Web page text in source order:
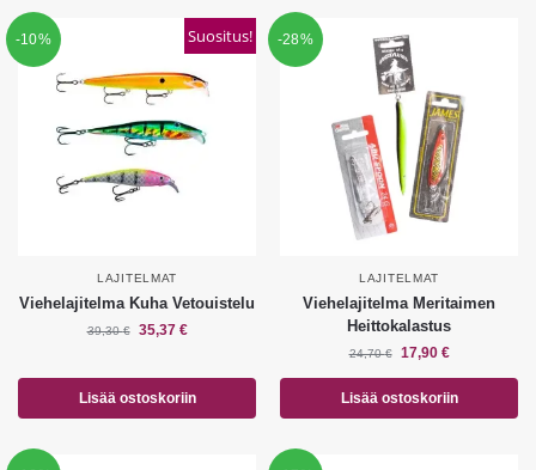
-10% Suositus!
LAJITELMAT
Viehelajitelma Kuha Vetouistelu
39,30€ 35,37 €
Lisää ostoskoriin
-28%
LAJITELMAT
Viehelajitelma Meritaimen
Heittokalastus
24,70€ 17,90 €
Lisää ostoskoriin